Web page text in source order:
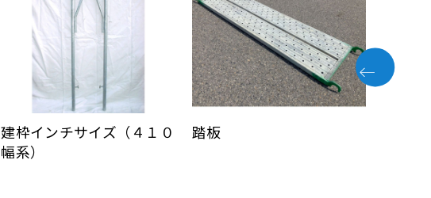
建枠インチサイズ（４１０
幅系）
踏板